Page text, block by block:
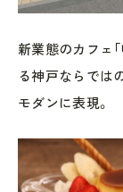
新業態のカフェ
る神戸ならでは
モダンに表現。